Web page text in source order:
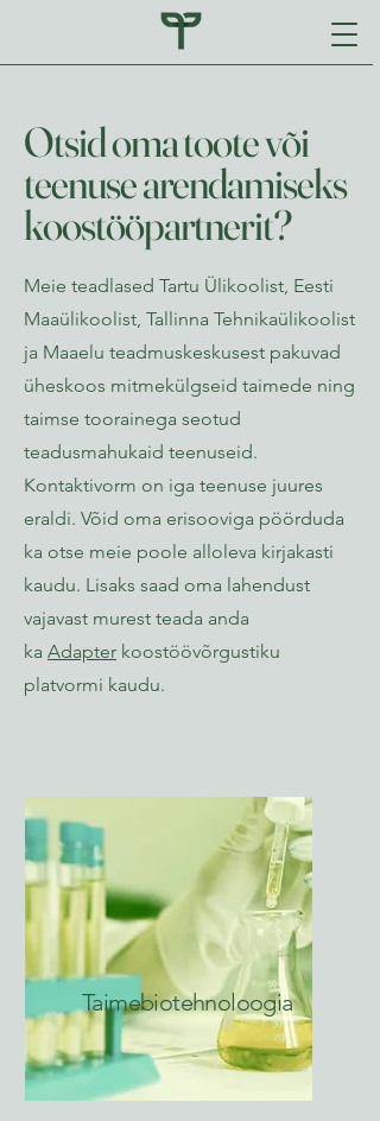
Otsid oma toote või
teenuse arendamiseks
koostööpartnerit?
Meie teadlased Tartu Ülikoolist, Eesti
Maaülikoolist, Tallinna Tehnikaülikoolist
ja Maaelu teadmuskeskusest pakuvad
üheskoos mitmekülgseid taimede ning
taimse toorainega seotud
teadusmahukaid teenuseid.
Kontaktivorm on iga teenuse juures
eraldi. Võid oma erisooviga pöörduda
ka otse meie poole alloleva kirjakasti
kaudu. Lisaks saad oma lahendust
vajavast murest teada anda
ka Adapter koostöövõrgustiku
platvormi kaudu.
Taimebiotehnoloogia